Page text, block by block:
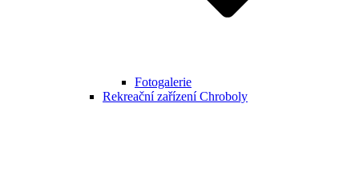
Fotogalerie
Rekreační zařízení Chroboly